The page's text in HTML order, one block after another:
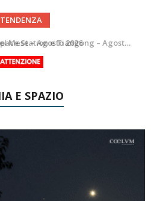
– Agosto 2026
di Agosto 2026: Delfino
E SPAZIO